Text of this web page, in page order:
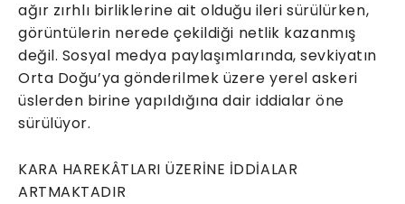
ağır zırhlı birliklerine ait olduğu ileri sürülürken,
görüntülerin nerede çekildiği netlik kazanmış
değil. Sosyal medya paylaşımlarında, sevkiyatın
Orta Doğu’ya gönderilmek üzere yerel askeri
üslerden birine yapıldığına dair iddialar öne
sürülüyor.
KARA HAREKÂTLARI ÜZERİNE İDDİALAR
ARTMAKTADIR